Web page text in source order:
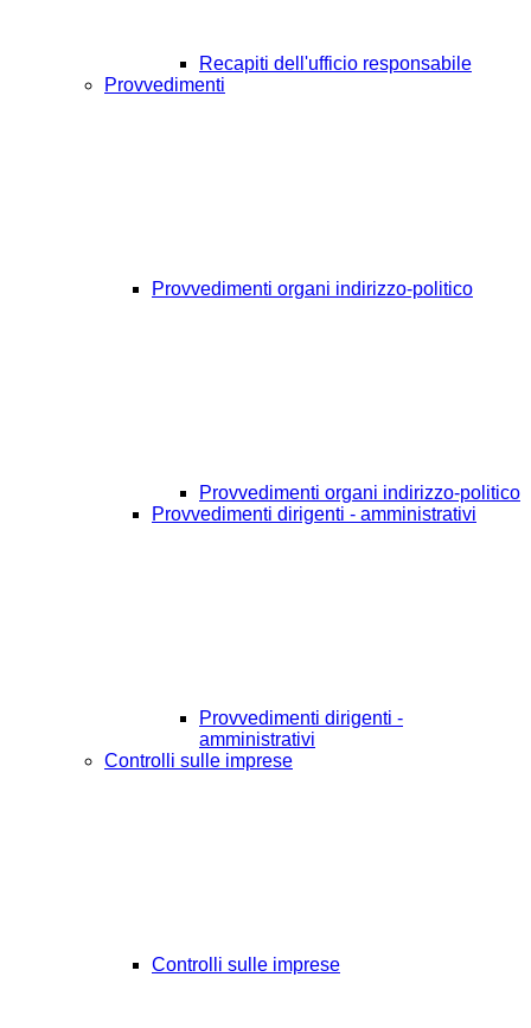
Recapiti dell'ufficio responsabile
Provvedimenti
Provvedimenti organi indirizzo-politico
Provvedimenti organi indirizzo-politico
Provvedimenti dirigenti - amministrativi
Provvedimenti dirigenti -
amministrativi
Controlli sulle imprese
Controlli sulle imprese